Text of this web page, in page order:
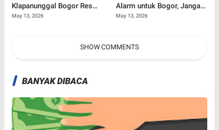
Klapanunggal Bogor Resmi
Beroperasi, Dorong
May 13, 2026
Alarm untuk Bogor, Jangan
Sampai Gunung Sampah
May 13, 2026
SHOW COMMENTS
BANYAK DIBACA